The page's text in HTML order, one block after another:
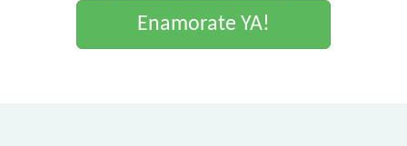
Enamorate YA!